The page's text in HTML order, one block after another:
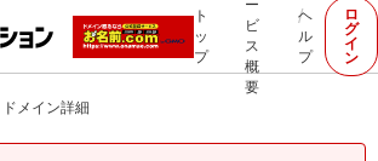
ト
ッ
プ
ー
ビ
ス
概
要
ヘ
ル
プ
ロ
グ
イ
ン
ドメイン詳細